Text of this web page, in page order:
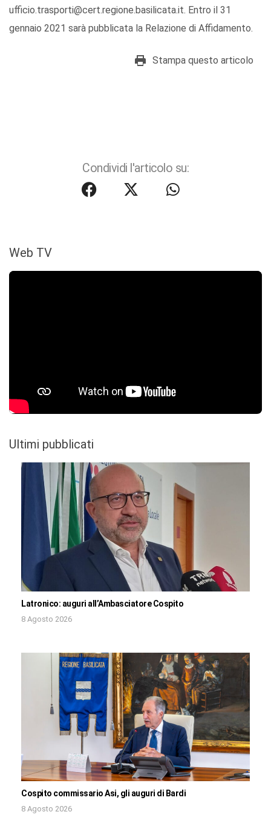
ufficio.trasporti@cert.regione.basilicata.it. Entro il 31
gennaio 2021 sarà pubblicata la Relazione di Affidamento.
Stampa questo articolo
Condividi l'articolo su:
Web TV
Ultimi pubblicati
Latronico: auguri all’Ambasciatore Cospito
8 Agosto 2026
Cospito commissario Asi, gli auguri di Bardi
8 Agosto 2026